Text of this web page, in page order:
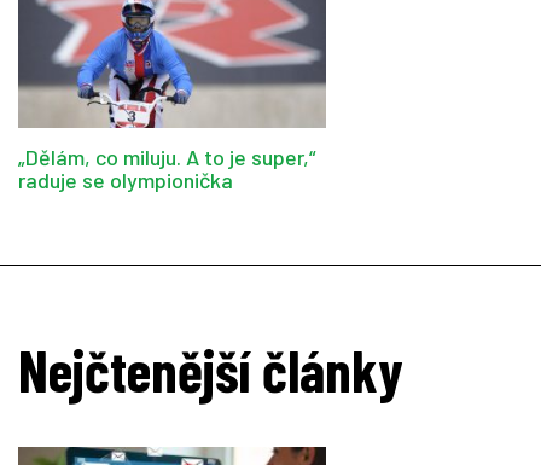
„Dělám, co miluju. A to je super,“
raduje se olympionička
Nejčtenější články